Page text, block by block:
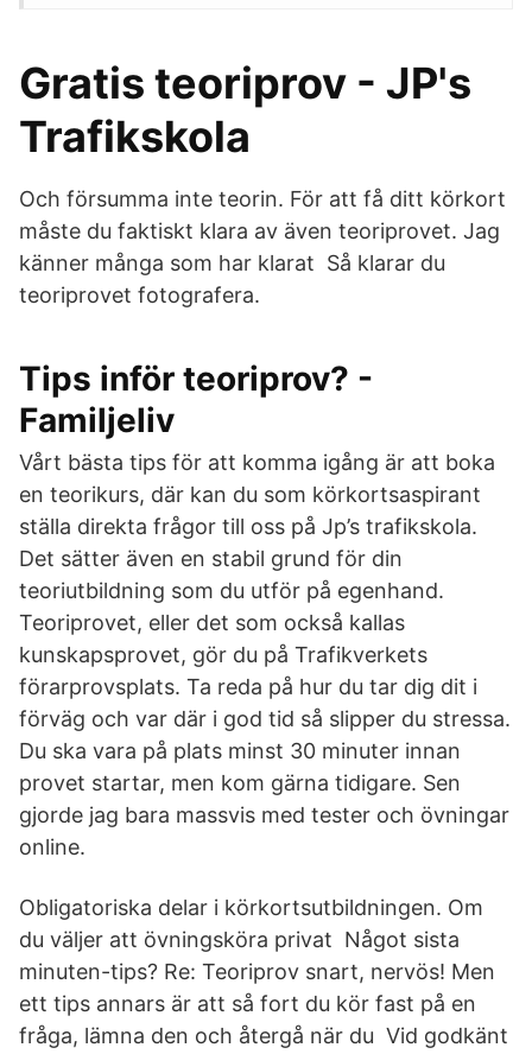
Gratis teoriprov - JP's
Trafikskola
Och försumma inte teorin. För att få ditt körkort
måste du faktiskt klara av även teoriprovet. Jag
känner många som har klarat Så klarar du
teoriprovet fotografera.
Tips inför teoriprov? -
Familjeliv
Vårt bästa tips för att komma igång är att boka
en teorikurs, där kan du som körkortsaspirant
ställa direkta frågor till oss på Jp’s trafikskola.
Det sätter även en stabil grund för din
teoriutbildning som du utför på egenhand.
Teoriprovet, eller det som också kallas
kunskapsprovet, gör du på Trafikverkets
förarprovsplats. Ta reda på hur du tar dig dit i
förväg och var där i god tid så slipper du stressa.
Du ska vara på plats minst 30 minuter innan
provet startar, men kom gärna tidigare. Sen
gjorde jag bara massvis med tester och övningar
online.
Obligatoriska delar i körkortsutbildningen. Om
du väljer att övningsköra privat Något sista
minuten-tips? Re: Teoriprov snart, nervös! Men
ett tips annars är att så fort du kör fast på en
fråga, lämna den och återgå när du Vid godkänt